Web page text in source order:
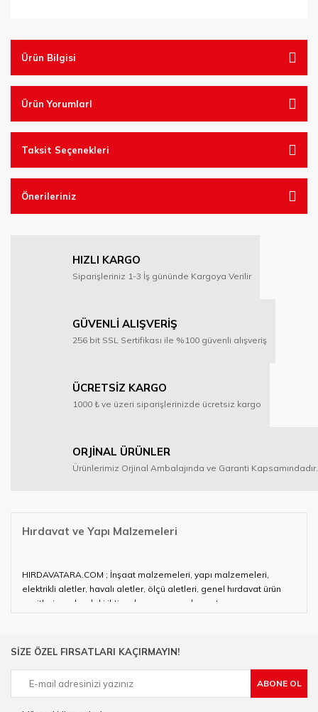
Ürün Bilgisi
Ürün YorumlarI
Taksit Seçenekleri
Önerileriniz
HIZLI KARGO
Siparişleriniz 1-3 İş gününde Kargoya Verilir
GÜVENLİ ALIŞVERİŞ
256 bit SSL Sertifikası ile %100 güvenli alışveriş
ÜCRETSİZ KARGO
1000 ₺ ve üzeri siparişlerinizde ücretsiz kargo
ORJİNAL ÜRÜNLER
Ürünlerimiz Orjinal Ambalajında ve Garanti Kapsamındadır.
Hırdavat ve Yapı Malzemeleri
HIRDAVATARA.COM ; İnşaat malzemeleri, yapı malzemeleri,
elektrikli aletler, havalı aletler, ölçü aletleri, genel hırdavat ürün
çeşitleri ve alandaki ihtiyaçlarınızın neredeyse tamamını
çalışan HIRDAVATARA.COM geniş ürün yelpazesi ile siz değerli
Ülkemizde özellikle gelişen sanayi, inşaat ve fabrikalaşma
SİZE ÖZEL FIRSATLARI KAÇIRMAYIN!
ABONE OL